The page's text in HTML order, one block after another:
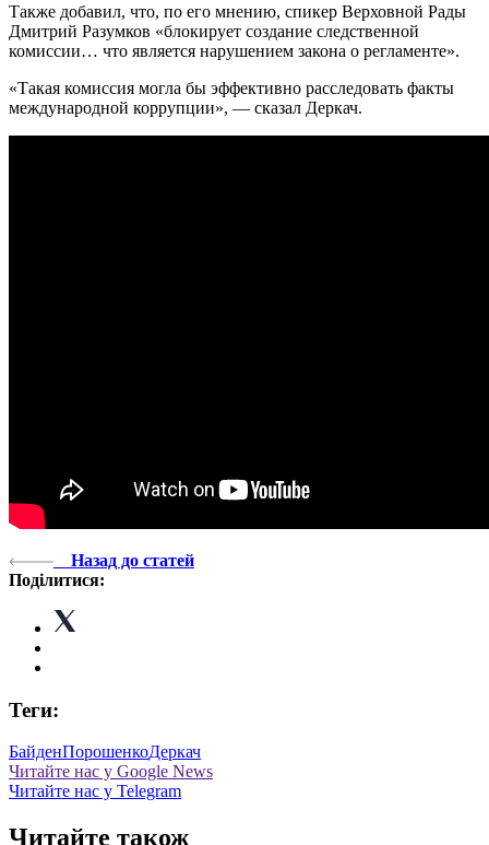
Также добавил, что, по его мнению, спикер Верховной Рады
Дмитрий Разумков «блокирует создание следственной
комиссии… что является нарушением закона о регламенте».
«Такая комиссия могла бы эффективно расследовать факты
международной коррупции», — сказал Деркач.
Назад до статей
Поділитися:
Теги:
БайденПорошенкоДеркач
Читайте нас у Google News
Читайте нас у Telegram
Читайте також